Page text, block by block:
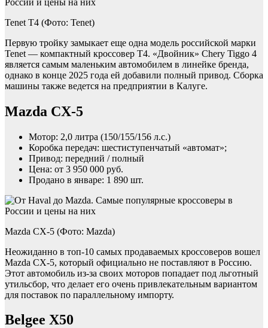
Tenet T4 (Фото: Tenet)
Первую тройку замыкает еще одна модель российской марки
Tenet — компактный кроссовер T4. «Двойник» Chery Tiggo 4
является самым маленьким автомобилем в линейке бренда,
однако в конце 2025 года ей добавили полный привод. Сборка
машины также ведется на предприятии в Калуге.
Mazda CX-5
Мотор: 2,0 литра (150/155/156 л.с.)
Коробка передач: шестиступенчатый «автомат»;
Привод: передний / полный
Цена: от 3 950 000 руб.
Продано в январе: 1 890 шт.
Mazda CX-5 (Фото: Mazda)
Неожиданно в топ-10 самых продаваемых кроссоверов вошел
Mazda CX-5, который официально не поставляют в Россию.
Этот автомобиль из-за своих моторов попадает под льготный
утильсбор, что делает его очень привлекательным вариантом
для поставок по параллельному импорту.
Belgee X50